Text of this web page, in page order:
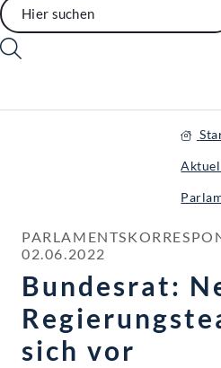
02.06.2022
Bundesrat:
sich vor